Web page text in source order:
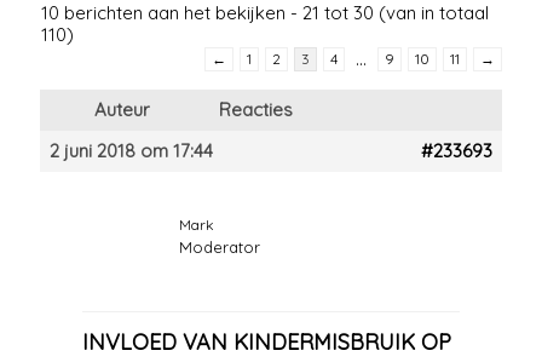
10 berichten aan het bekijken - 21 tot 30 (van in totaal
110)
← 1 2 3 4 … 9 10 11 →
Auteur
Reacties
2 juni 2018 om 17:44
#233693
Mark
Moderator
INVLOED VAN KINDERMISBRUIK OP